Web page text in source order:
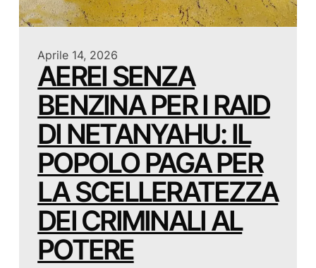
Aprile 14, 2026
AEREI SENZA
BENZINA PER I RAID
DI NETANYAHU: IL
POPOLO PAGA PER
LA SCELLERATEZZA
DEI CRIMINALI AL
POTERE